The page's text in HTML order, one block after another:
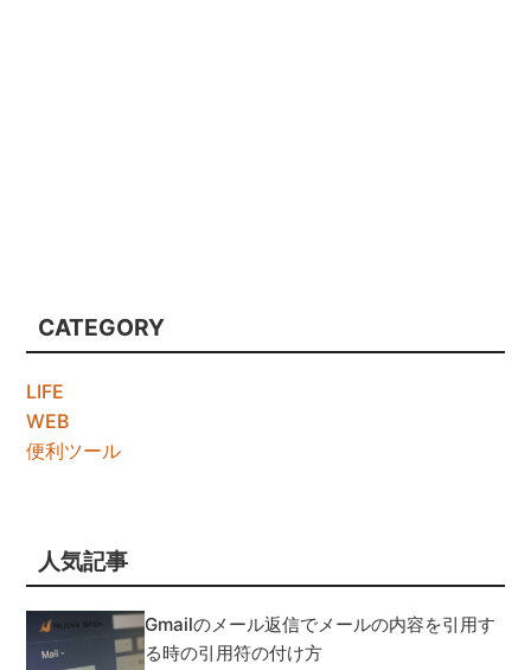
CATEGORY
LIFE
WEB
便利ツール
人気記事
Gmailのメール返信でメールの内容を引用す
る時の引用符の付け方